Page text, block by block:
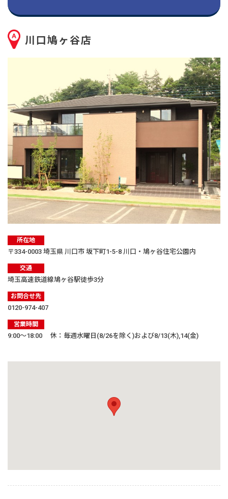
生活サービス・その他
企業・ IR情報
川口鳩ヶ谷店
所在地
〒334-0003 埼玉県 川口市 坂下町1-5-8 川口・鳩ヶ谷住宅公園内
交通
埼玉高速鉄道線鳩ヶ谷駅徒歩3分
お問合せ先
0120-974-407
営業時間
9:00〜18:00 休：毎週水曜日(8/26を除く)および8/13(木),14(金)